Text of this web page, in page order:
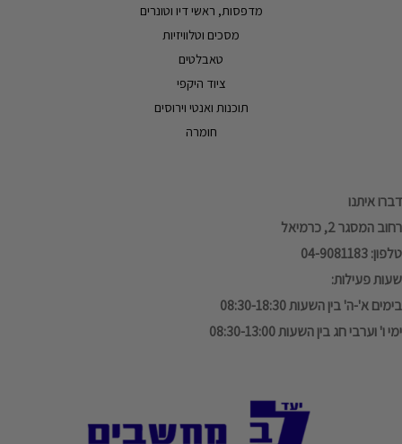
מדפסות, ראשי דיו וטונרים
מסכים וטלוויזיות
טאבלטים
ציוד היקפי
תוכנות ואנטי וירוסים
חומרה
דברו איתנו
רחוב המסגר 2, כרמיאל
טלפון: 04-9081183
שעות פעילות:
בימים א'-ה' בין השעות 08:30-18:30
ימי ו' וערבי חג בין השעות 08:30-13:00